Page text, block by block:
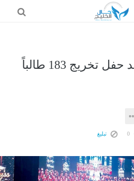
عزة النعيمي تشهد حفل تخريج 183 طالباً
تبليغ
حال السعودية